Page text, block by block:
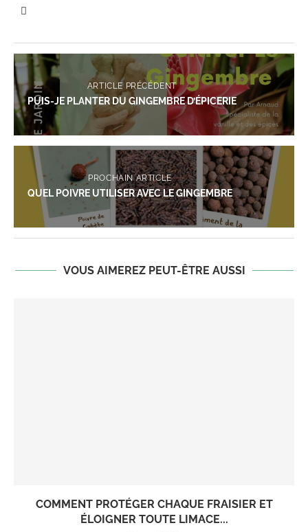
ARTICLE PRÉCÉDENT
PUIS-JE PLANTER DU GINGEMBRE D’ÉPICERIE
PROCHAIN ARTICLE
QUEL POIVRE UTILISER AVEC LE GINGEMBRE
VOUS AIMEREZ PEUT-ÊTRE AUSSI
COMMENT PROTÉGER CHAQUE FRAISIER ET
ÉLOIGNER TOUTE LIMACE...